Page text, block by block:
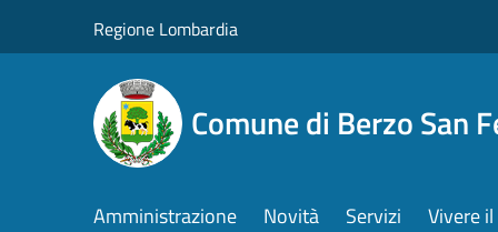
Regione Lombardia
Comune di Berzo San
Amministrazione Novità Servizi Vivere